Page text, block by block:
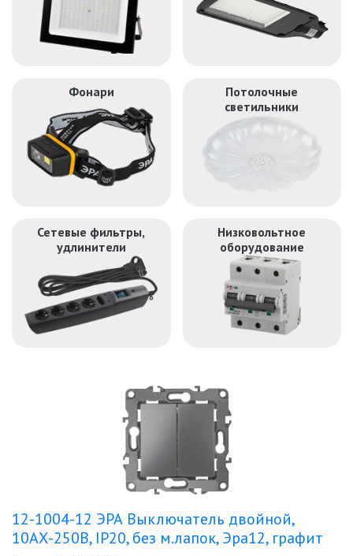
ДЕКОРАТИВНЫЕ СВЕТИЛЬНИКИ
ИЗОЛЯЦИОННАЯ ЛЕНТА
ИНФРАКРАСНЫЕ ЛАМПЫ
ИСТОЧНИКИ СВЕТА
КАБЕЛЕНЕСУЩИЕ СИСТЕМЫ
КАБЕЛЬ
КЛЕЙКИЕ ЛЕНТЫ
ЛИНЕЙНЫЕ СВЕТОДИОДНЫЕ
СВЕТИЛЬНИКИ
ЛЮСТРЫ
МОДУЛЬНЫЕ СИСТЕМЫ
НАСТОЛЬНЫЕ СВЕТИЛЬНИКИ
Фонари
Потолочные
светильники
Сетевые фильтры,
удлинители
Низковольтное
оборудование
12-1004-12 ЭРА Выключатель двойной,
10АХ-250В, IP20, без м.лапок, Эра12, графит